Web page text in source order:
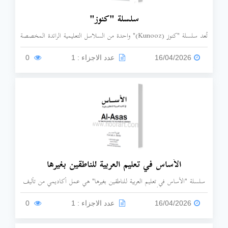
سلسلة "كنوز"
تُعد سلسلة "كنوز (Kunooz)" واحدة من السلاسل التعليمية الرائدة المخصصة
لتعليم اللغة العربية لغير الناطقين بها، وهي من إصدارات المعهد العربي للغة
العربية (عربي) في الرياض، تستهدف السلسلة المتعلمين من فئة الأطفال
16/04/2026 عدد الاجزاء : 1
الأساس في تعليم العربية للناطقين بغيرها
سلسلة "الأساس في تعليم العربية للناطقين بغيرها" هي عمل أكاديمي من تأليف
الباحثة والكاتبة فوزية أحمد بدر، وتهدف السلسلة إلى توفير منهج متكامل يعتمد
على المعايير العالمية في تعليم اللغات الأجنبية.16/04/2026 عدد الاجزاء : 1